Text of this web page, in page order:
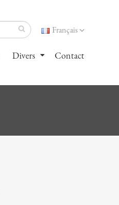
Français
Divers Contact